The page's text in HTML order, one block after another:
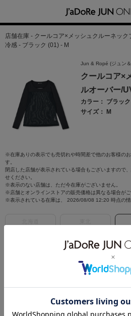
店舗在庫 - クールコア×メッシュクルーネッ
冷感 - ブラック (01) - M
Jun & Ropé (ジュン
クールコア×
ルオーバー/
カラー： ブラッ
サイズ： M
※在庫ありの表示でも売切れや時間差で他のお客様の
す。
閉店した店舗が表示されている場合もございますので
せください。
※表示のない店舗は、ただ今在庫がございません。
※店舗とオンラインストアの販売価格は異なる場合がご
※表示されている在庫は、 2026/08/08 12:20 時点の情
中国
東京都中央区日本橋２－４－１日本橋高島屋